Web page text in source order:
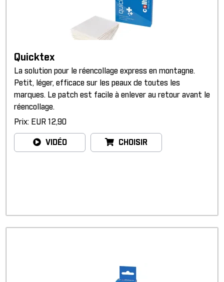
Quicktex
La solution pour le réencollage express en montagne.
Petit, léger, efficace sur les peaux de toutes les
marques. Le patch est facile à enlever au retour avant le
réencollage.
Prix: EUR 12,90
VIDÉO CHOISIR